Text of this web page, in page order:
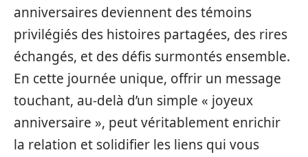
anniversaires deviennent des témoins
privilégiés des histoires partagées, des rires
échangés, et des défis surmontés ensemble.
En cette journée unique, offrir un message
touchant, au-delà d’un simple « joyeux
anniversaire », peut véritablement enrichir
la relation et solidifier les liens qui vous